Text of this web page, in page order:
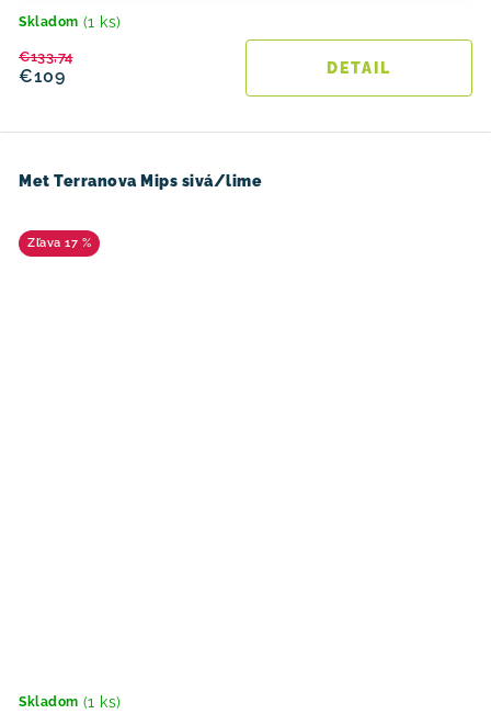
Skladom (1 ks)
€109
€133,74
DETAIL
Met Terranova Mips sivá/lime
17 %
Skladom (1 ks)